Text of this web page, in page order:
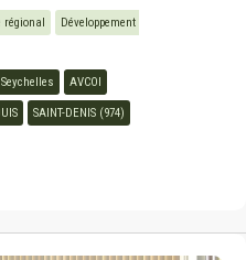
régional
Développement
Seychelles AVCOI
SAINT-DENIS (974)